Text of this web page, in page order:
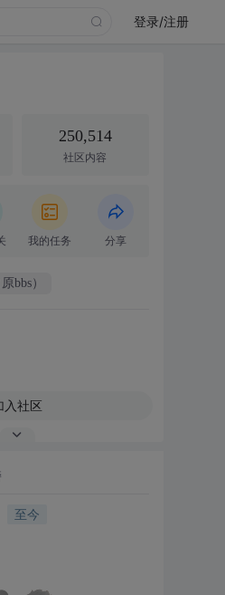
登录/注册
250,514
社区内容
我的任务 分享
bbs）
入社区
至今